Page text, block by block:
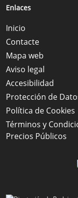
Enlaces
Inicio
Contacte
Mapa web
Aviso legal
Accesibilidad
Protección de
Política de Cookies
Términos y
Precios Públicos